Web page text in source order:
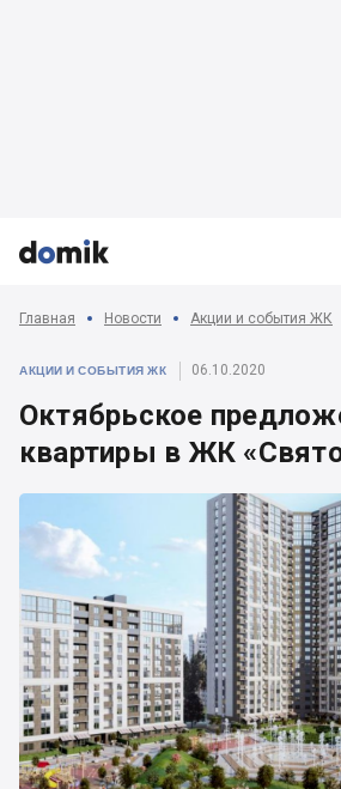



Главная Новости Акции и события ЖК
АКЦИИ И СОБЫТИЯ ЖК 06.10.2020
Октябрьское
квартиры в ЖК